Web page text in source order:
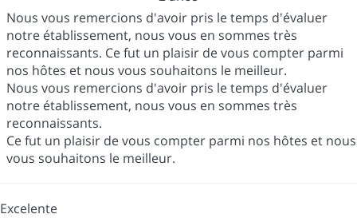
Nous vous remercions d'avoir pris le temps d'évaluer
notre établissement, nous vous en sommes très
reconnaissants. Ce fut un plaisir de vous compter parmi
nos hôtes et nous vous souhaitons le meilleur.
Nous vous remercions d'avoir pris le temps d'évaluer
notre établissement, nous vous en sommes très
reconnaissants.
Ce fut un plaisir de vous compter parmi nos hôtes et nous
vous souhaitons le meilleur.
Excelente